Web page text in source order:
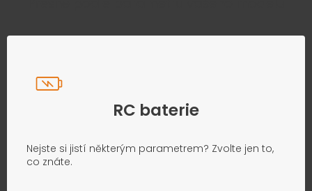
RC baterie
Nejste si jistí některým parametrem? Zvolte jen to,
co znáte.